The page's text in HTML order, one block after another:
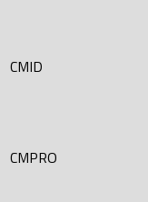
CMID
CMPRO